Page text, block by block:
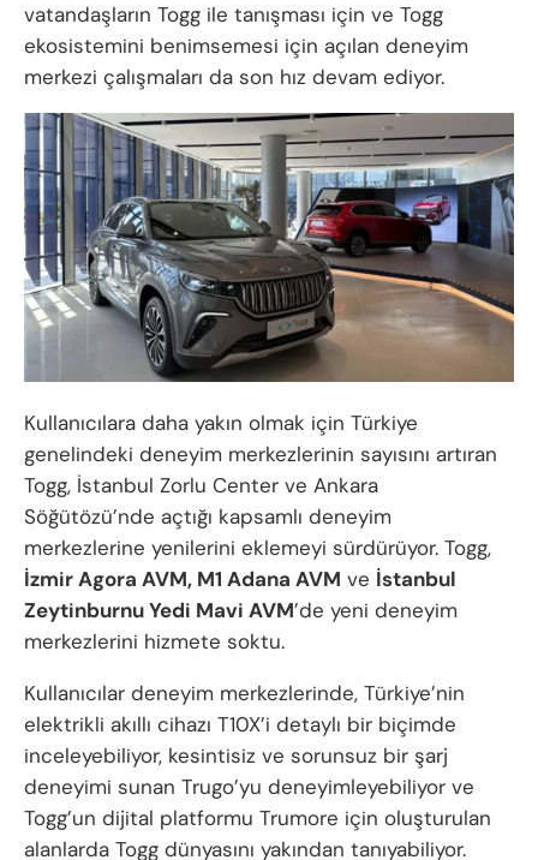
vatandaşların Togg ile tanışması için ve Togg
ekosistemini benimsemesi için açılan deneyim
merkezi çalışmaları da son hız devam ediyor.
Kullanıcılara daha yakın olmak için Türkiye
genelindeki deneyim merkezlerinin sayısını artıran
Togg, İstanbul Zorlu Center ve Ankara
Söğütözü’nde açtığı kapsamlı deneyim
merkezlerine yenilerini eklemeyi sürdürüyor. Togg,
İzmir Agora AVM, M1 Adana AVM ve İstanbul
Zeytinburnu Yedi Mavi AVM’de yeni deneyim
merkezlerini hizmete soktu.
Kullanıcılar deneyim merkezlerinde, Türkiye’nin
elektrikli akıllı cihazı T10X’i detaylı bir biçimde
inceleyebiliyor, kesintisiz ve sorunsuz bir şarj
deneyimi sunan Trugo’yu deneyimleyebiliyor ve
Togg’un dijital platformu Trumore için oluşturulan
alanlarda Togg dünyasını yakından tanıyabiliyor.